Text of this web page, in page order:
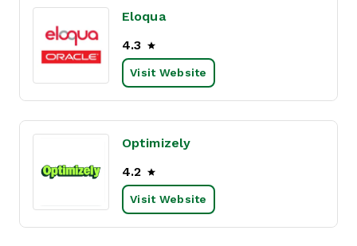
Eloqua
4.3
Visit Website
Optimizely
4.2
Visit Website